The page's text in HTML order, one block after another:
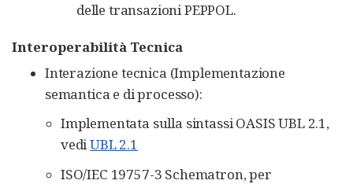
delle transazioni PEPPOL.
Interoperabilità Tecnica
Interazione tecnica (Implementazione
semantica e di processo):
Implementata sulla sintassi OASIS UBL 2.1,
vediUBL 2.1
ISO/IEC 19757-3 Schematron, per